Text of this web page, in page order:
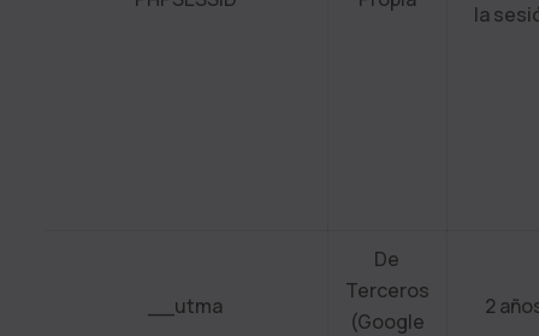
la
__utma
De
Terceros
(Google
2